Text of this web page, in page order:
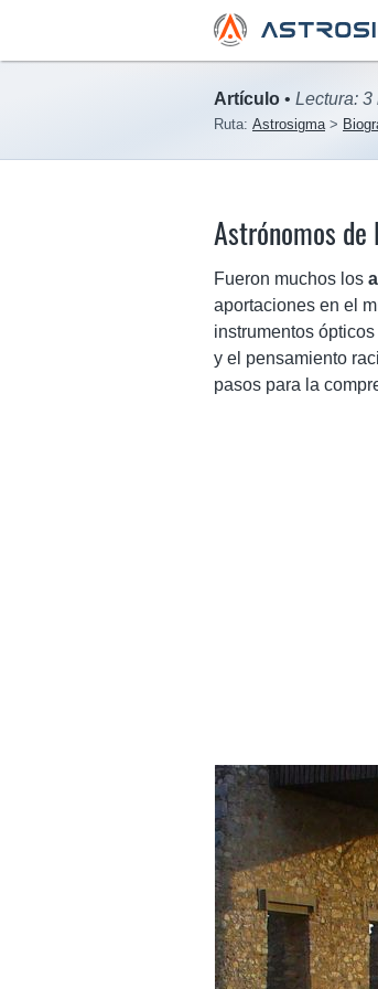
Artículo • Lectura: 3
Ruta: Astrosigma
Astrónomos de
Fueron muchos los
aportaciones en el
instrumentos
y el pensamiento
pasos para la